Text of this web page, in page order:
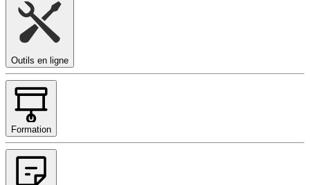
Outils en ligne
Formation